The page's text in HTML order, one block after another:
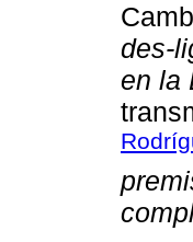
des-
en la